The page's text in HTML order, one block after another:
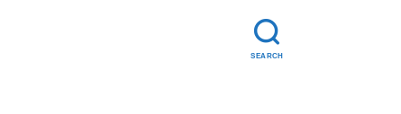
SEARCH